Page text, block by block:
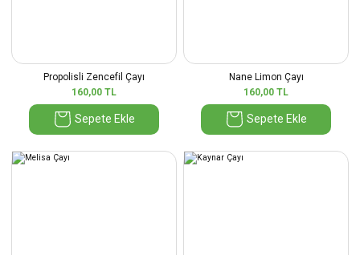
Propolisli Zencefil Çayı
160,00 TL
Sepete Ekle
Nane Limon Çayı
160,00 TL
Sepete Ekle